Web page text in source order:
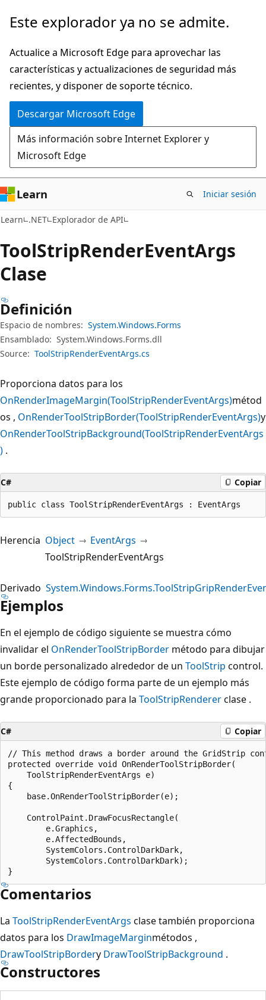
Ir
contenido
principal
Ir
la
navegación
en
la
página
Este explorador ya no se admite.
Actualice a Microsoft Edge para aprovechar las
características y actualizaciones de seguridad más
recientes, y disponer de soporte técnico.
Descargar Microsoft Edge
Más información sobre Internet Explorer y
Microsoft Edge
Learn Iniciar sesión
Learn .NET Explorador de API
ToolStripRenderEventArgs
Clase
Definición
Espacio de nombres: System.Windows.Forms
Ensamblado: System.Windows.Forms.dll
Source: ToolStripRenderEventArgs.cs
Proporciona datos para los
OnRenderImageMargin(ToolStripRenderEventArgs)métod
os , OnRenderToolStripBorder(ToolStripRenderEventArgs)y
OnRenderToolStripBackground(ToolStripRenderEventArgs
) .
C# Copiar
public class ToolStripRenderEventArgs : EventArgs
Herencia Object
EventArgs
ToolStripRenderEventArgs
Derivado
Ejemplos
En el ejemplo de código siguiente se muestra cómo
invalidar el OnRenderToolStripBorder método para dibujar
un borde personalizado alrededor de un ToolStrip control.
Este ejemplo de código forma parte de un ejemplo más
grande proporcionado para la ToolStripRendererclase .
C# Copiar
// This method draws a border around the GridStrip
protected override void OnRenderToolStripBorder(
    ToolStripRenderEventArgs e)
{
    base.OnRenderToolStripBorder(e);
    ControlPaint.DrawFocusRectangle(
        e.Graphics,
        e.AffectedBounds,
        SystemColors.ControlDarkDark,
        SystemColors.ControlDarkDark);
Comentarios
La ToolStripRenderEventArgs clase también proporciona
datos para los DrawImageMarginmétodos ,
DrawToolStripBordery DrawToolStripBackground .
Constructores